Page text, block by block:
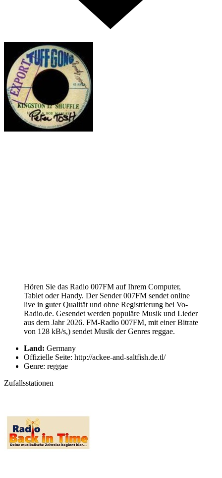
Hören Sie das Radio 007FM auf Ihrem Computer,
Tablet oder Handy. Der Sender 007FM sendet online
live in guter Qualität und ohne Registrierung bei Vo-
Radio.de. Gesendet werden populäre Musik und Lieder
aus dem Jahr 2026. FM-Radio 007FM, mit einer Bitrate
von 128 kB/s,) sendet Musik der Genres reggae.
Land: Germany
Offizielle Seite: http://ackee-and-saltfish.de.tl/
Genre: reggae
Zufallsstationen